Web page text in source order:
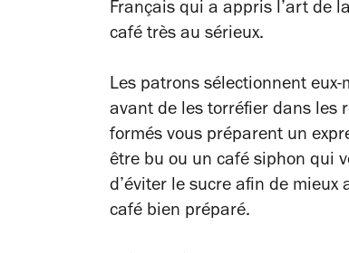
Français qui a appris l’art de
café très au sérieux.
Les patrons sélectionnent
avant de les torréfier dans les
formés vous préparent un
être bu ou un café siphon qui
d’éviter le sucre afin de
café bien préparé.